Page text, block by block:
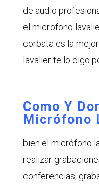
de audio
el microfono
corbata es la
lavalier te lo digo
Como Y
Micrófono
bien el micrófono
realizar
conferencias,